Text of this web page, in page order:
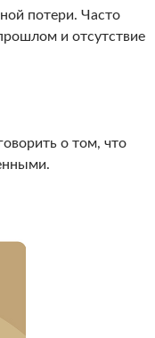
потери. Часто
и отсутствие
о том, что